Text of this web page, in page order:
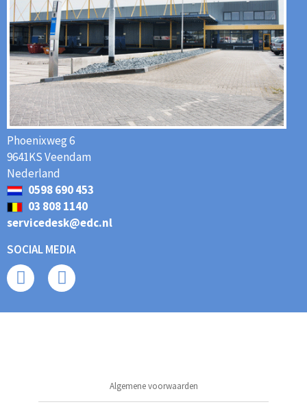
Phoenixweg 6
9641KS Veendam
Nederland
0598 690 453
03 808 1140
servicedesk@edc.nl
SOCIAL MEDIA
Algemene voorwaarden